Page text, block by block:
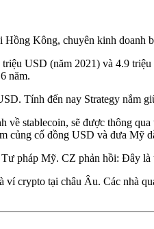
Kông, chuyên kinh doanh
USD (năm 2021) và 4.9
năm.
Tính đến nay Strategy
stablecoin, sẽ được thông
củng cố đồng USD và đưa Mỹ
pháp Mỹ. CZ phản hồi: Đây
crypto tại châu Âu. Các nhà